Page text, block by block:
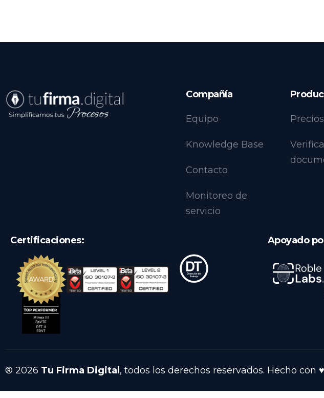
Compañía
Equipo
Knowledge Base
Contacto
Monitoreo de
servicio
Precios
Certificaciones: Apoyado
® 2026 Tu Firma Digital , todos los derechos reservados. Hecho con ♥️